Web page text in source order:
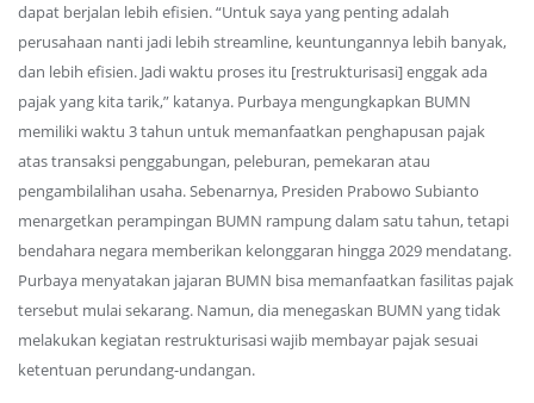
dapat berjalan lebih efisien. “Untuk saya yang penting adalah
perusahaan nanti jadi lebih streamline, keuntungannya lebih banyak,
dan lebih efisien. Jadi waktu proses itu [restrukturisasi] enggak ada
pajak yang kita tarik,” katanya. Purbaya mengungkapkan BUMN
memiliki waktu 3 tahun untuk memanfaatkan penghapusan pajak
atas transaksi penggabungan, peleburan, pemekaran atau
pengambilalihan usaha. Sebenarnya, Presiden Prabowo Subianto
menargetkan perampingan BUMN rampung dalam satu tahun, tetapi
bendahara negara memberikan kelonggaran hingga 2029 mendatang.
Purbaya menyatakan jajaran BUMN bisa memanfaatkan fasilitas pajak
tersebut mulai sekarang. Namun, dia menegaskan BUMN yang tidak
melakukan kegiatan restrukturisasi wajib membayar pajak sesuai
ketentuan perundang-undangan.